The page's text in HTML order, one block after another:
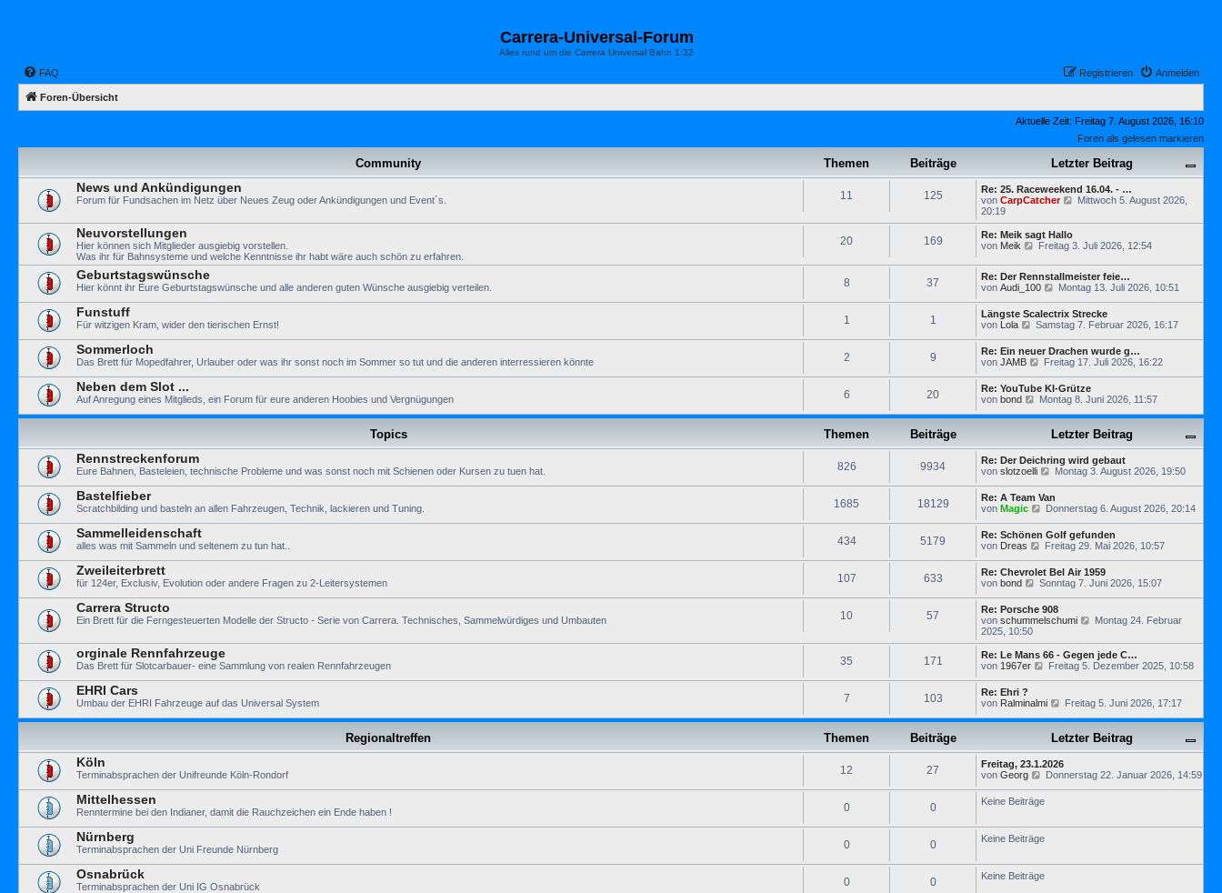
Carrera-Universal-Forum
Alles rund um die Carrera Universal Bahn 1:32
FAQ Anmelden
Registrieren
Foren-Übersicht
Aktuelle Zeit: Freitag 7. August 2026, 16:10
Foren als gelesen markieren
Community Themen Beiträge Letzter Beitrag
News und Ankündigungen
Forum für Fundsachen im Netz über Neues Zeug oder Ankündigungen und Event´s. 11 125
Re: 25. Raceweekend 16.04. - …
von CarpCatcher
N
u
s
e
r
B
i
t
r
a
g
Mittwoch 5. August 2026,
20:19
Neuvorstellungen
Hier können sich Mitglieder ausgiebig vorstellen.
Was ihr für Bahnsysteme und welche Kenntnisse ihr habt wäre auch schön zu erfahren.
20 169
Re: Meik sagt Hallo
von Meik
N
u
e
s
e
r
B
e
i
t
r
a
Freitag 3. Juli 2026, 12:54
Geburtstagswünsche
Hier könnt ihr Eure Geburtstagswünsche und alle anderen guten Wünsche ausgiebig verteilen. 8 37
Re: Der Rennstallmeister feie…
von Audi_100
N
e
s
t
e
r
e
i
t
r
g
Montag 13. Juli 2026, 10:51
Funstuff
Für witzigen Kram, wider den tierischen Ernst! 1 1
Längste Scalectrix Strecke
von Lola
N
e
s
t
e
r
e
r
a
g
Samstag 7. Februar 2026, 16:17
Sommerloch
Das Brett für Mopedfahrer, Urlauber oder was ihr sonst noch im Sommer so tut und die anderen interressieren könnte 2 9
Re: Ein neuer Drachen wurde g…
von JAMB
N
u
e
s
t
B
e
i
r
a
g
Freitag 17. Juli 2026, 16:22
Neben dem Slot ...
Auf Anregung eines Mitglieds, ein Forum für eure anderen Hoobies und Vergnügungen 6 20
Re: YouTube KI-Grütze
von bond
N
u
t
e
r
B
e
i
a
g
Montag 8. Juni 2026, 11:57
Topics Themen Beiträge Letzter Beitrag
Rennstreckenforum
Eure Bahnen, Basteleien, technische Probleme und was sonst noch mit Schienen oder Kursen zu tuen hat. 826 9934
Re: Der Deichring wird gebaut
von slotzoelli
N
e
s
t
e
r
e
i
t
r
a
g
Montag 3. August 2026, 19:50
Bastelfieber
Scratchbilding und basteln an allen Fahrzeugen, Technik, lackieren und Tuning. 1685 18129
Re: A Team Van
von Magic
N
e
s
t
e
r
e
i
t
a
g
Donnerstag 6. August 2026, 20:14
Sammelleidenschaft
alles was mit Sammeln und seltenem zu tun hat.. 434 5179
Re: Schönen Golf gefunden
von Dreas
N
e
s
t
e
r
e
t
g
Freitag 29. Mai 2026, 10:57
Zweileiterbrett
für 124er, Exclusiv, Evolution oder andere Fragen zu 2-Leitersystemen 107 633
Re: Chevrolet Bel Air 1959
von bond
N
e
s
e
r
B
e
t
a
Sonntag 7. Juni 2026, 15:07
Carrera Structo
Ein Brett für die Ferngesteuerten Modelle der Structo - Serie von Carrera. Technisches, Sammelwürdiges und Umbauten 10 57
Re: Porsche 908
von schummelschumi
N
u
e
s
e
B
e
r
g
Montag 24. Februar
2025, 10:50
orginale Rennfahrzeuge
Das Brett für Slotcarbauer- eine Sammlung von realen Rennfahrzeugen 35 171
Re: Le Mans 66 - Gegen jede C…
von 1967er
N
e
s
t
B
e
a
Freitag 5. Dezember 2025, 10:58
EHRI Cars
Umbau der EHRI Fahrzeuge auf das Universal System 7 103
Re: Ehri ?
von Ralminalmi
N
u
e
s
t
e
r
B
Freitag 5. Juni 2026, 17:17
Regionaltreffen Themen Beiträge Letzter Beitrag
Köln
Terminabsprachen der Unifreunde Köln-Rondorf 12 27
Freitag, 23.1.2026
von Georg
N
e
t
e
e
i
Donnerstag 22. Januar 2026, 14:59
Mittelhessen
Renntermine bei den Indianer, damit die Rauchzeichen ein Ende haben ! 0 0 Keine Beiträge
Nürnberg
Terminabsprachen der Uni Freunde Nürnberg 0 0 Keine Beiträge
Osnabrück
Terminabsprachen der Uni IG Osnabrück 0 0 Keine Beiträge